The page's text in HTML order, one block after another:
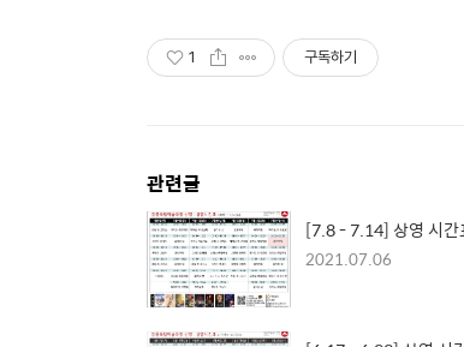
1 구독하기
관련글
[7.8 - 7.14] 상영 시간
2021.07.06